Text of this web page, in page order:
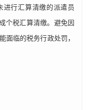
进行汇算清缴的派遣员
个税汇算清缴。避免因
面临的税务行政处罚，